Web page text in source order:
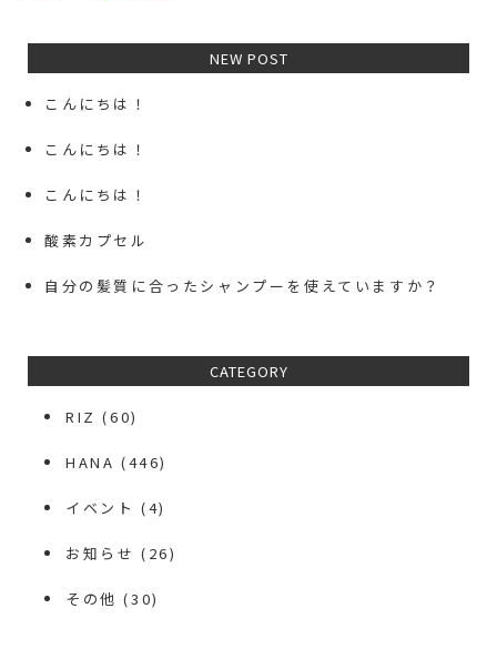
NEW POST
こんにちは！
こんにちは！
こんにちは！
酸素カプセル
自分の髪質に合ったシャンプーを使えていますか？
CATEGORY
RIZ (60)
HANA (446)
イベント (4)
お知らせ (26)
その他 (30)